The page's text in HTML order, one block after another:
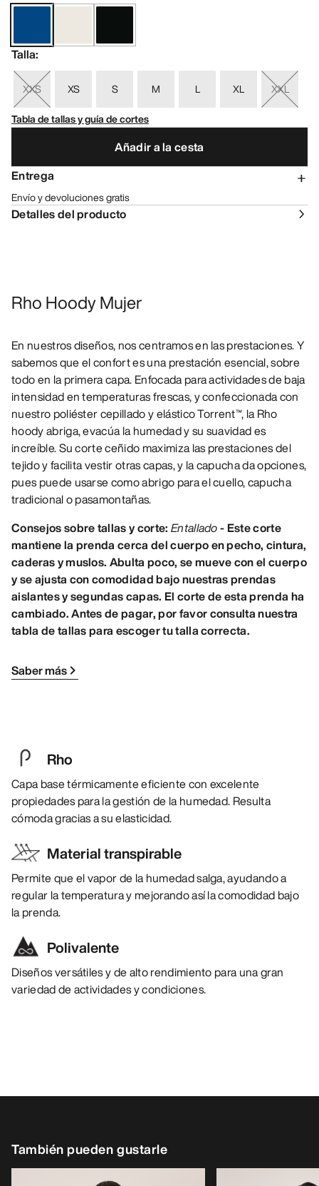
Talla:
XXS XS S M L XL
XXL
Tabla de tallas y guía de cortes
Añadir a la cesta
Entrega
Envío y devoluciones gratis
Detalles del producto
Rho Hoody Mujer
En nuestros diseños, nos centramos en las prestaciones. Y
sabemos que el confort es una prestación esencial, sobre
todo en la primera capa. Enfocada para actividades de baja
intensidad en temperaturas frescas, y confeccionada con
nuestro poliéster cepillado y elástico Torrent™, la Rho
hoody abriga, evacúa la humedad y su suavidad es
increíble. Su corte ceñido maximiza las prestaciones del
tejido y facilita vestir otras capas, y la capucha da opciones,
pues puede usarse como abrigo para el cuello, capucha
tradicional o pasamontañas.
Consejos sobre tallas y corte: Entallado- Este corte
mantiene la prenda cerca del cuerpo en pecho, cintura,
caderas y muslos. Abulta poco, se mueve con el cuerpo
y se ajusta con comodidad bajo nuestras prendas
aislantes y segundas capas. El corte de esta prenda ha
cambiado. Antes de pagar, por favor consulta nuestra
tabla de tallas para escoger tu talla correcta.
Saber más
Rho
Capa base térmicamente eficiente con excelente
propiedades para la gestión de la humedad. Resulta
cómoda gracias a su elasticidad.
Material transpirable
Permite que el vapor de la humedad salga, ayudando a
regular la temperatura y mejorando así la comodidad bajo
la prenda.
Polivalente
Diseños versátiles y de alto rendimiento para una gran
variedad de actividades y condiciones.
También pueden gustarle